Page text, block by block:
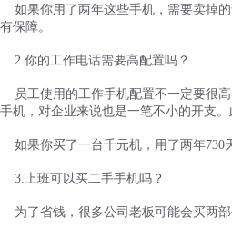
如果你用了两年这些手机，需要卖掉
有保障。
2.你的工作电话需要高配置吗？
员工使用的工作手机配置不一定要很
手机，对企业来说也是一笔不小的开支
如果你买了一台千元机，用了两年730
3.上班可以买二手手机吗？
为了省钱，很多公司老板可能会买两